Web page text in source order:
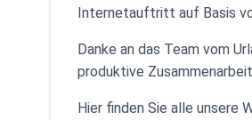
Internetauftritt auf Basis
Danke an das Team vom
produktive
Hier finden Sie alle unsere